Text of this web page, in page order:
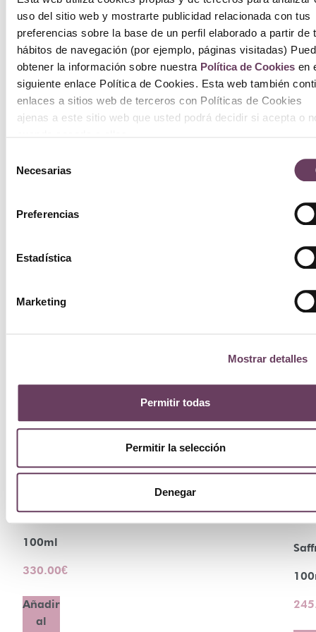
uso del sitio web y mostrarte publicidad relacionada con tus
preferencias sobre la base de un perfil elaborado a partir de
hábitos de navegación (por ejemplo, páginas visitadas)
obtener la información sobre nuestra Política de Cookiesen
siguiente enlace Política de Cookies. Esta web también
enlaces a sitios web de terceros con Políticas de Cookies
ajenas a este sitio web que usted podrá decidir si acepta o
Necesarias
Preferencias
Estadística
Marketing
Mostrar detalles
Permitir todas
Permitir la selección
Denegar
Aventus
100ml
330.00€
Añadir
al